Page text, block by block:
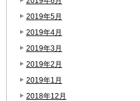
2019年5月
2019年4月
2019年3月
2019年2月
2019年1月
2018年12月